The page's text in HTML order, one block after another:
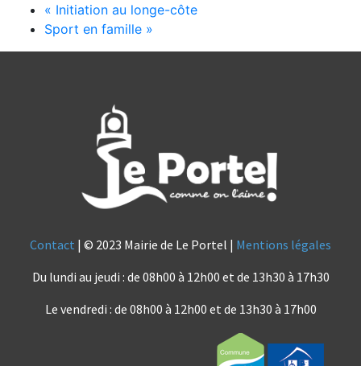
« Initiation au longe-côte
Sport en famille »
Contact | © 2023 Mairie de Le Portel | Mentions légales
Du lundi au jeudi : de 08h00 à 12h00 et de 13h30 à 17h30
Le vendredi : de 08h00 à 12h00 et de 13h30 à 17h00